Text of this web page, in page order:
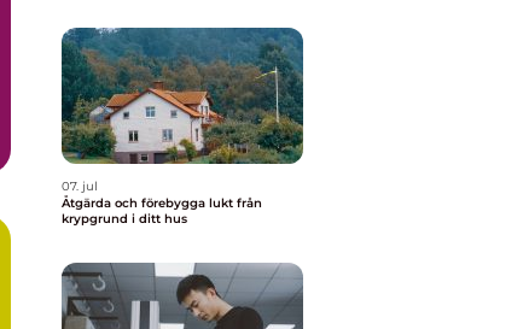
07. jul
Åtgärda och förebygga lukt från
krypgrund i ditt hus